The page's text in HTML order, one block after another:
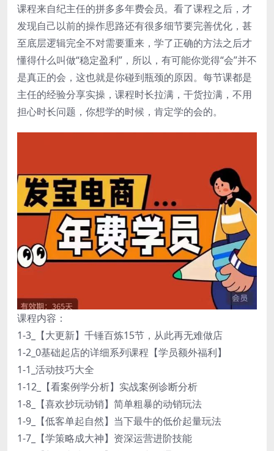
课程来自纪主任的拼多多年费会员。看了课程之后，才
发现自己以前的操作思路还有很多细节要完善优化，甚
至底层逻辑完全不对需要重来，学了正确的方法之后才
懂得什么叫做“稳定盈利”，所以，有可能你觉得“会”并不
是真正的会，这也就是你碰到瓶颈的原因。每节课都是
主任的经验分享实操，课程时长拉满，干货拉满，不用
担心时长问题，你想学的时候，肯定学的会的。
课程内容：
1-3_【大更新】千锤百炼15节，从此再无难做店
1-2_0基础起店的详细系列课程【学员额外福利】
1-1_活动技巧大全
1-12_【看案例学分析】实战案例诊断分析
1-8_【喜欢抄玩动销】简单粗暴的动销玩法
1-9_【低客单起自然】当下最牛的低价起量玩法
1-7_【学策略成大神】资深运营进阶技能